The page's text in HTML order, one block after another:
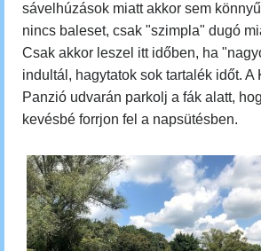
sávelhúzások miatt akkor sem
nincs baleset, csak "szimpla" dugó
Csak akkor leszel itt időben, ha
indultál, hagytatok sok tartalék időt. A
Panzió udvarán parkolj a fák alatt,
kevésbé forrjon fel a napsütésben.